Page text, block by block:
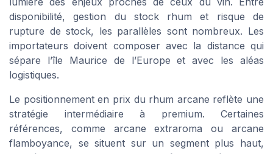
disponibilité, gestion du stock rhum et risque de
rupture de stock, les parallèles sont nombreux. Les
importateurs doivent composer avec la distance qui
sépare l’île Maurice de l’Europe et avec les aléas
logistiques.
Le positionnement en prix du rhum arcane reflète une
stratégie intermédiaire à premium. Certaines
références, comme arcane extraroma ou arcane
flamboyance, se situent sur un segment plus haut,